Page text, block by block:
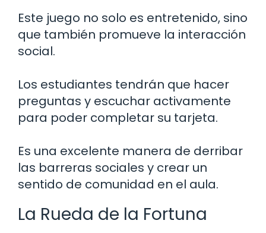
Este juego no solo es entretenido, sino
que también promueve la interacción
social.
Los estudiantes tendrán que hacer
preguntas y escuchar activamente
para poder completar su tarjeta.
Es una excelente manera de derribar
las barreras sociales y crear un
sentido de comunidad en el aula.
La Rueda de la Fortuna